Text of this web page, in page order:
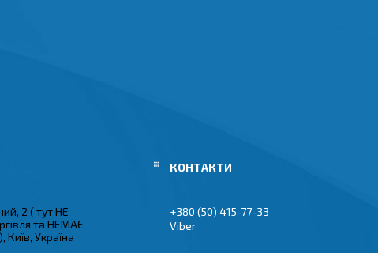
2 ( тут НЕ
та НЕМАЄ
Київ, Україна
+380 (50) 415-77-33
Viber